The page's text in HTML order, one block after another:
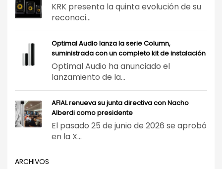
KRK presenta la quinta evolución de su
reconoci...
Optimal Audio lanza la serie Column,
suministrada con un completo kit de instalación
Optimal Audio ha anunciado el
lanzamiento de la...
AFIAL renueva su junta directiva con Nacho
Alberdi como presidente
El pasado 25 de junio de 2026 se aprobó
en la X...
ARCHIVOS